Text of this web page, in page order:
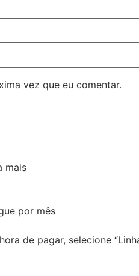
vez que eu comentar.
mais
por mês
de pagar, selecione